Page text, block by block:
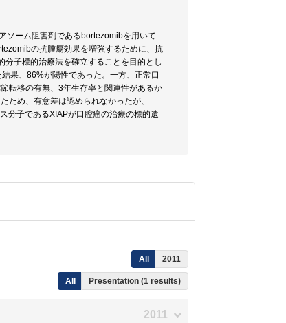
ソーム阻害剤であるbortezomibを用いて
の抗腫瘍効果を増強するために、抗
子標的治療法を確立することを目的とし
果、86%が陽性であった。一方、正常口
転移の有無、3年生存率と関連性があるか
ため、有意差は認められなかったが、
分子であるXIAPが口腔癌の治療の標的遺
All 2011
All Presentation (1 results)
2011